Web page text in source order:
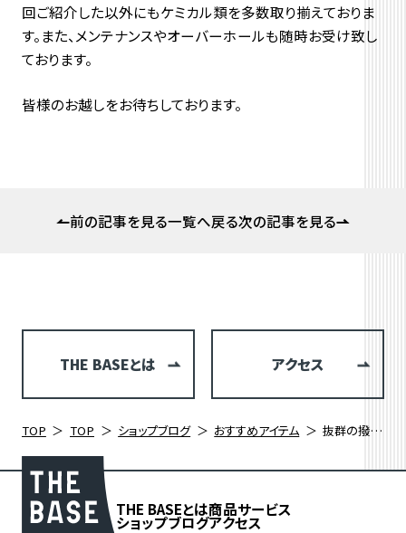
回ご紹介した以外にもケミカル類を多数取り揃えておりま
す。また、メンテナンスやオーバーホールも随時お受け致し
ております。
皆様のお越しをお待ちしております。
前の記事を見る一覧へ戻る次の記事を見る
THE BASEとは アクセス
TOP TOP ショップブログ おすすめアイテム 抜群の撥水効果で愛車をしっかりガードする WELDTITE ラピッドセラミックシールド
THE BASEとは商品サービス
ショップブログアクセス